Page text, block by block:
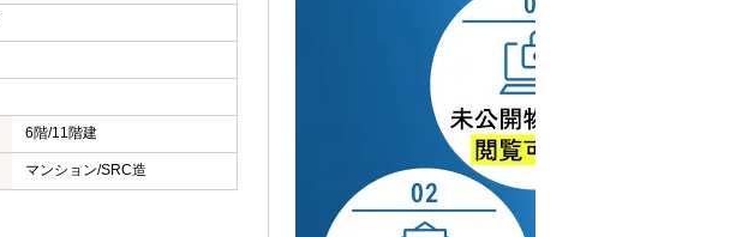
6階/11階建
マンション/SRC造